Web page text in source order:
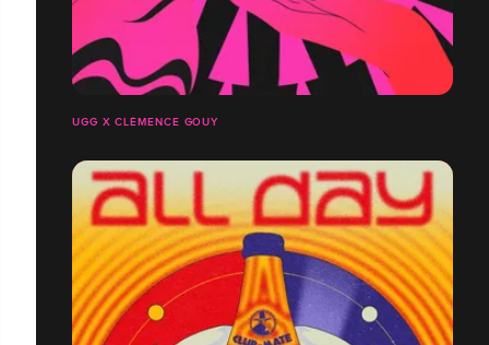
UGG X CLÉMENCE GOUY